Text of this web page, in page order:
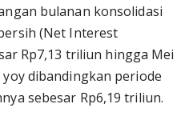
bulanan konsolidasi
(Net Interest
Rp7,13 triliun hingga Mei
dibandingkan periode
sebesar Rp6,19 triliun.